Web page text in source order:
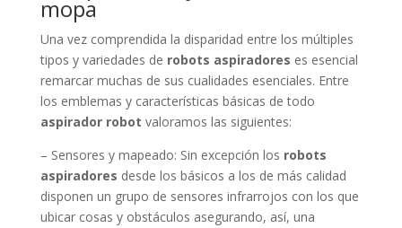
mopa
Una vez comprendida la disparidad entre los múltiples
tipos y variedades de robots aspiradores es esencial
remarcar muchas de sus cualidades esenciales. Entre
los emblemas y características básicas de todo
aspirador robot valoramos las siguientes:
– Sensores y mapeado: Sin excepción los robots
aspiradores desde los básicos a los de más calidad
disponen un grupo de sensores infrarrojos con los que
ubicar cosas y obstáculos asegurando, así, una